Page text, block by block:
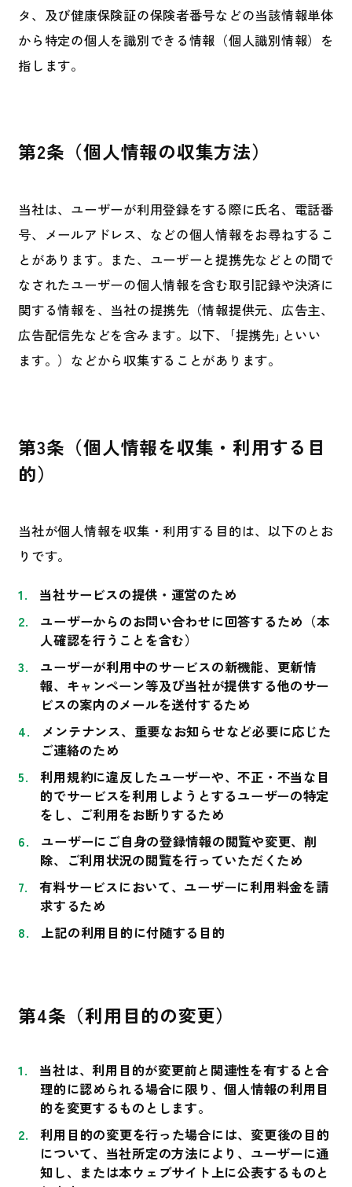
タ、及び健康保険証の保険者番号などの当該情報単体
から特定の個人を識別できる情報（個人識別情報）を
指します。
第2条（個人情報の収集方法）
当社は、ユーザーが利用登録をする際に氏名、電話番
号、メールアドレス、などの個人情報をお尋ねするこ
とがあります。また、ユーザーと提携先などとの間で
なされたユーザーの個人情報を含む取引記録や決済に
関する情報を、当社の提携先（情報提供元、広告主、
広告配信先などを含みます。以下、｢提携先｣といい
ます。）などから収集することがあります。
第3条（個人情報を収集・利用する目
的）
当社が個人情報を収集・利用する目的は、以下のとお
りです。
当社サービスの提供・運営のため
ユーザーからのお問い合わせに回答するため（本
人確認を行うことを含む）
ユーザーが利用中のサービスの新機能、更新情
報、キャンペーン等及び当社が提供する他のサー
ビスの案内のメールを送付するため
メンテナンス、重要なお知らせなど必要に応じた
ご連絡のため
利用規約に違反したユーザーや、不正・不当な目
的でサービスを利用しようとするユーザーの特定
をし、ご利用をお断りするため
ユーザーにご自身の登録情報の閲覧や変更、削
除、ご利用状況の閲覧を行っていただくため
有料サービスにおいて、ユーザーに利用料金を請
求するため
上記の利用目的に付随する目的
第4条（利用目的の変更）
当社は、利用目的が変更前と関連性を有すると合
理的に認められる場合に限り、個人情報の利用目
的を変更するものとします。
利用目的の変更を行った場合には、変更後の目的
について、当社所定の方法により、ユーザーに通
知し、または本ウェブサイト上に公表するものと